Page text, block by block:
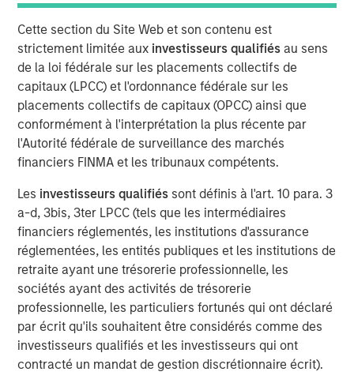
Cette section du Site Web et son contenu est
strictement limitée aux investisseurs qualifiésau sens
de la loi fédérale sur les placements collectifs de
capitaux (LPCC) et l'ordonnance fédérale sur les
placements collectifs de capitaux (OPCC) ainsi que
conformément à l'interprétation la plus récente par
l'Autorité fédérale de surveillance des marchés
financiers FINMA et les tribunaux compétents.
Les investisseurs qualifiés sont définis à l'art. 10 para. 3
a-d, 3bis, 3ter LPCC (tels que les intermédiaires
financiers réglementés, les institutions d'assurance
réglementées, les entités publiques et les institutions de
retraite ayant une trésorerie professionnelle, les
sociétés ayant des activités de trésorerie
professionnelle, les particuliers fortunés qui ont déclaré
par écrit qu'ils souhaitent être considérés comme des
investisseurs qualifiés et les investisseurs qui ont
contracté un mandat de gestion discrétionnaire écrit).
Play
Video
In this video,Matt Murphy,our Managing Director for the
Emerging Markets Debt Team, discusses the strategic
advantages of Morgan Stanley Investment Management's
Global Macro strategy. This liquid alternative fund is
crafted to enhance traditional bond and stock portfolios
by offering strong risk-adjusted returns, limited
drawdowns, and minimal market sensitivity. The strategy
leverages a broad investment universe, decentralized
decision-making, and exceptional trading expertise,
demonstrating resilience through various market
challenges over nearly three decades. Watch this video